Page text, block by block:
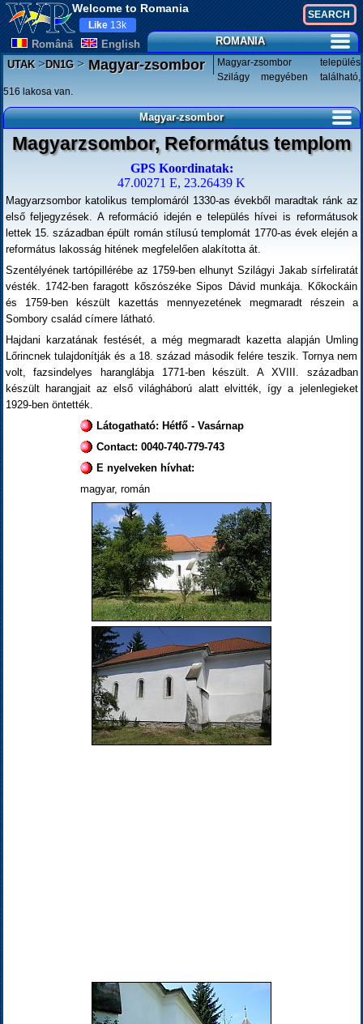
Welcome to Romania
Românã English
Like 13k
ROMANIA
UTAK>DN1G>Magyar-zsombor
Magyar-zsombor település
Szilágy megyében található,
516 lakosa van.
Magyar-zsombor
Magyarzsombor, Református templom
GPS Koordinatak:
47.00271 E, 23.26439 K
Magyarzsombor katolikus templomáról 1330-as évekből maradtak ránk az
első feljegyzések. A reformáció idején e település hívei is reformátusok
lettek 15. században épült román stílusú templomát 1770-as évek elején a
református lakosság hitének megfelelően alakította át.
Szentélyének tartópillérébe az 1759-ben elhunyt Szilágyi Jakab sírfeliratát
vésték. 1742-ben faragott kőszószéke Sipos Dávid munkája. Kőkockáin
és 1759-ben készült kazettás mennyezetének megmaradt részein a
Sombory család címere látható.
Hajdani karzatának festését, a még megmaradt kazetta alapján Umling
Lőrincnek tulajdonítják és a 18. század második felére teszik. Tornya nem
volt, fazsindelyes haranglábja 1771-ben készült. A XVIII. században
készült harangjait az első világháború alatt elvitték, így a jelenlegieket
1929-ben öntették.
Látogatható: Hétfő - Vasárnap
Contact: 0040-740-779-743
E nyelveken hívhat:
magyar, román